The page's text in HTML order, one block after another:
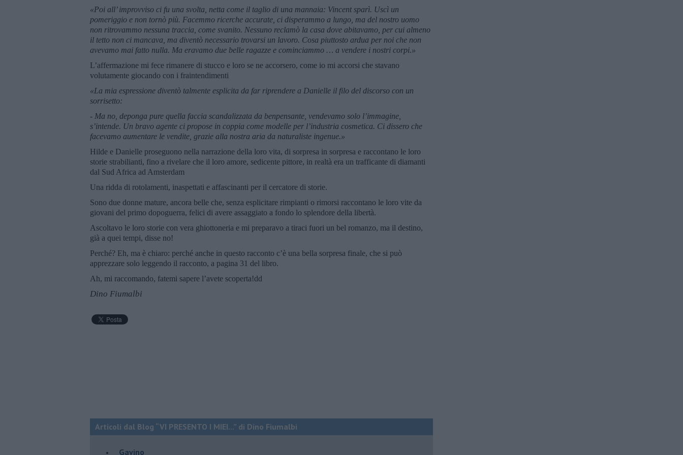
«Poi all’ improvviso ci fu una svolta, netta come il taglio di una mannaia: Vincent sparì. Uscì un
pomeriggio e non tornò più. Facemmo ricerche accurate, ci disperammo a lungo, ma del nostro uomo
non ritrovammo nessuna traccia, come svanito. Nessuno reclamò la casa dove abitavamo, per cui almeno
il tetto non ci mancava, ma diventò necessario trovarsi un lavoro. Cosa piuttosto ardua per noi che non
avevamo mai fatto nulla. Ma eravamo due belle ragazze e cominciammo … a vendere i nostri corpi.»
L’affermazione mi fece rimanere di stucco e loro se ne accorsero, come io mi accorsi che stavano
volutamente giocando con i fraintendimenti
«La mia espressione diventò talmente esplicita da far riprendere a Danielle il filo del discorso con un
sorrisetto:
- Ma no, deponga pure quella faccia scandalizzata da benpensante, vendevamo solo l’immagine,
s’intende. Un bravo agente ci propose in coppia come modelle per l’industria cosmetica. Ci dissero che
facevamo aumentare le vendite, grazie alla nostra aria da naturaliste ingenue.»
Hilde e Danielle proseguono nella narrazione della loro vita, di sorpresa in sorpresa e raccontano le loro
storie strabilianti, fino a rivelare che il loro amore, sedicente pittore, in realtà era un trafficante di diamanti
dal Sud Africa ad Amsterdam
Una ridda di rotolamenti, inaspettati e affascinanti per il cercatore di storie.
Sono due donne mature, ancora belle che, senza esplicitare rimpianti o rimorsi raccontano le loro vite da
giovani del primo dopoguerra, felici di avere assaggiato a fondo lo splendore della libertà.
Ascoltavo le loro storie con vera ghiottoneria e mi preparavo a tiraci fuori un bel romanzo, ma il destino,
già a quei tempi, disse no!
Perché? Eh, ma è chiaro: perché anche in questo racconto c’è una bella sorpresa finale, che si può
apprezzare solo leggendo il racconto, a pagina 31 del libro.
Ah, mi raccomando, fatemi sapere l’avete scoperta!dd
Dino Fiumalbi
Articoli dal Blog “VI PRESENTO I MIEI...” di Dino Fiumalbi
Gavino